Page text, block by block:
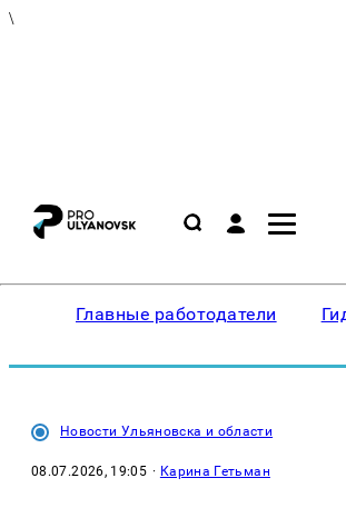
\
Главные работодатели
Новости Ульяновска и области
08.07.2026, 19:05 · Карина Гетьман